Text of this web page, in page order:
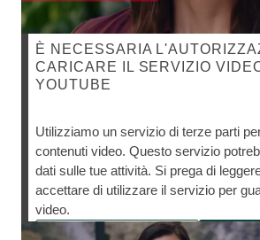
È NECESSARIA
CARICARE IL SERVIZIO
YOUTUBE
Utilizziamo un servizio di terze parti
contenuti video. Questo servizio
dati sulle tue attività. Si prega di
accettare di utilizzare il servizio per
video.
Impostazioni Cookie
Favorisce il processo di